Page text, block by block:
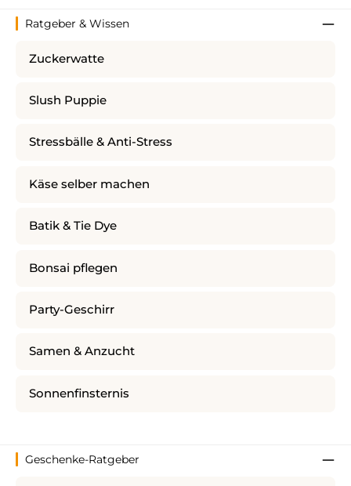
Ratgeber & Wissen
Zuckerwatte
Slush Puppie
Stressbälle & Anti-Stress
Käse selber machen
Batik & Tie Dye
Bonsai pflegen
Party-Geschirr
Samen & Anzucht
Sonnenfinsternis
Geschenke-Ratgeber